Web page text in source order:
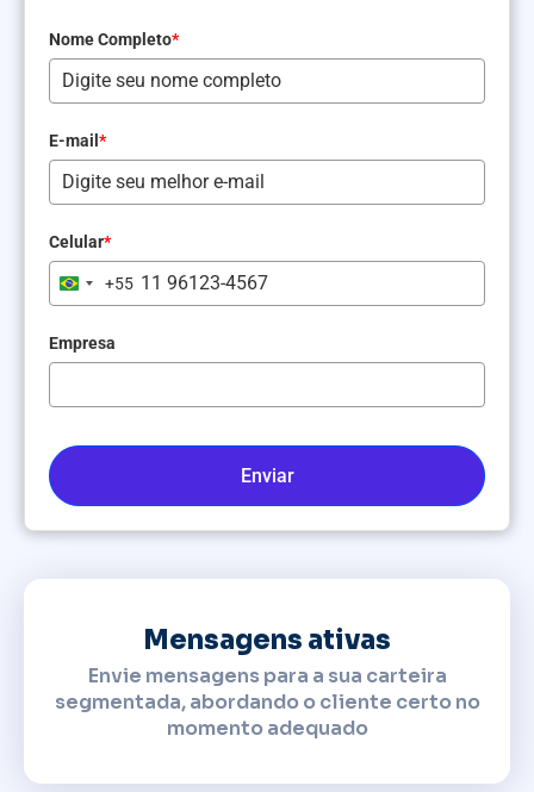
Nome Completo*
E-mail *
Celular*
Brazil+55
Empresa
Enviar
Mensagens ativas
Envie mensagens para a sua carteira
segmentada, abordando o cliente certo no
momento adequado